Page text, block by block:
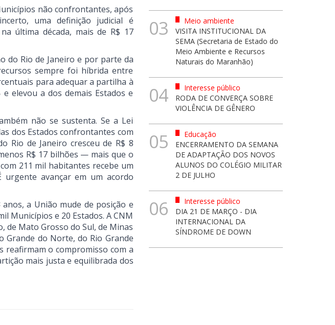
não confrontantes, após
uma definição judicial é
última década, mais de R$ 17
do Rio de Janeiro e por parte da
sempre foi híbrida entre
para adequar a partilha à
elevou a dos demais Estados e
não se sustenta. Se a Lei
dos Estados confrontantes com
Rio de Janeiro cresceu de R$ 8
R$ 17 bilhões — mais que o
211 mil habitantes recebe um
urgente avançar em um acordo
a União mude de posição e
Municípios e 20 Estados. A CNM
de Mato Grosso do Sul, de Minas
Grande do Norte, do Rio Grande
reafirmam o compromisso com a
mais justa e equilibrada dos
03
Meio ambiente
VISITA INSTITUCIONAL DA
SEMA (Secretaria de Estado do
Meio Ambiente e Recursos
Naturais do Maranhão)
04
Interesse público
RODA DE CONVERÇA SOBRE
VIOLÊNCIA DE GÊNERO
05
Educação
ENCERRAMENTO DA SEMANA
DE ADAPTAÇÃO DOS NOVOS
ALUNOS DO COLÉGIO MILITAR
2 DE JULHO
06
Interesse público
DIA 21 DE MARÇO - DIA
INTERNACIONAL DA
SÍNDROME DE DOWN